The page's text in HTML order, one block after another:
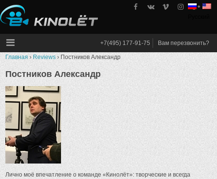
Skip
to
content
kinolet
+7(495) 177-91-75 Вам перезвонить?
Главная › Reviews› Постников Александр
Постников Александр
Лично моё впечатление о команде «Кинолёт»: творческие и всегда